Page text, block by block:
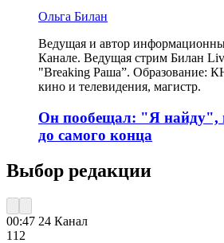
Ольга Билан
Ведущая и автор
Канале. Ведущая стрим Билан
"Breaking Раша”. Образование:
кино и телевидения, магистр.
Он пообещал: "Я найду",
до самого конца
Выбор редакции
00:47 24 Канал
112